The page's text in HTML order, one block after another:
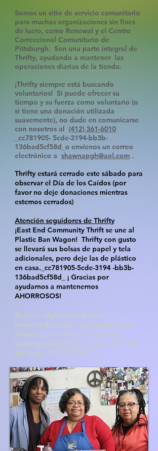
Somos un sitio de servicio comunitario
para muchas organizaciones sin fines
de lucro, como Renewal y el Centro
Correccional Comunitario de
Pittsburgh. Son una parte integral de
Thrifty, ayudando a mantener las
operaciones diarias de la tienda.
¡Thrifty siempre está buscando
voluntarios! Si puede ofrecer su
tiempo y su fuerza como voluntario (o
si tiene una donación utilizada
suavemente), no dude en comunicarse
con nosotros al (412) 361-6010
_cc781905- 5cde-3194-bb3b-
136bad5cf58d_o envíenos un correo
electrónico a shawnapgh@aol.com .
Thrifty estará cerrado este sábado para
observar el Día de los Caídos (por
favor no deje donaciones mientras
estemos cerrados)
Atención seguidores de Thrifty
¡East End Community Thrift se une al
Plastic Ban Wagon! Thrifty con gusto
se llevará sus bolsas de papel y tela
adicionales, pero deje las de plástico
en casa._cc781905-5cde-3194 -bb3b-
136bad5cf58d_ ¡ Gracias por
ayudarnos a mantenernos
AHORROSOS!
Si tiene alguna pregunta o
inquietud, puede comunicarse con
Shawna por correo electrónico,
shawnapgh@aol.com o por mensaje
de texto, 412-721-6811 .